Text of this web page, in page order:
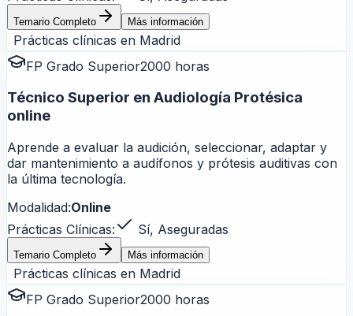
Temario Completo Más información
Prácticas clínicas en Madrid
FP Grado Superior2000 horas
Técnico Superior en Audiología Protésica
online
Aprende a evaluar la audición, seleccionar, adaptar y
dar mantenimiento a audífonos y prótesis auditivas con
la última tecnología.
Modalidad:Online
Prácticas Clínicas:
Sí, Aseguradas
Temario Completo Más información
Prácticas clínicas en Madrid
FP Grado Superior2000 horas